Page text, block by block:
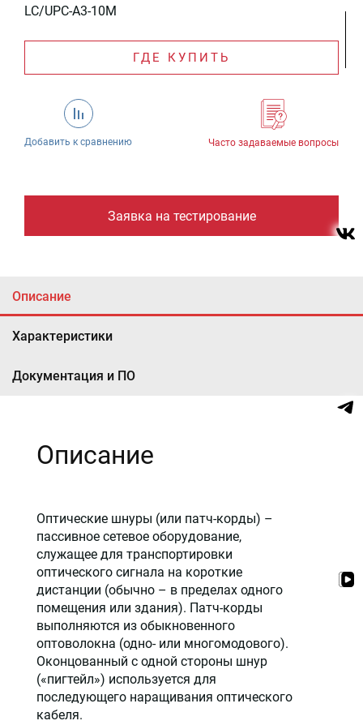
LC/UPC-A3-10M
ГДЕ КУПИТЬ
Добавить к сравнению Часто задаваемые вопросы
Заявка на тестирование
Описание
Характеристики
Документация и ПО
Описание
Оптические шнуры (или патч-корды) –
пассивное сетевое оборудование,
служащее для транспортировки
оптического сигнала на короткие
дистанции (обычно – в пределах одного
помещения или здания). Патч-корды
выполняются из обыкновенного
оптоволокна (одно- или многомодового).
Оконцованный с одной стороны шнур
(«пигтейл») используется для
последующего наращивания оптического
кабеля.